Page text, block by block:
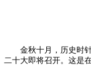
金秋十月，历史时针
二十大即将召开。这是